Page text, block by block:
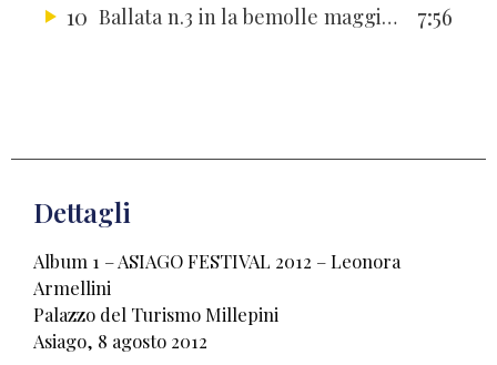
10
Ballata n.3 in la bemolle maggiore op. 47 7:56
Dettagli
Album 1 – ASIAGO FESTIVAL 2012 – Leonora
Armellini
Palazzo del Turismo Millepini
Asiago, 8 agosto 2012